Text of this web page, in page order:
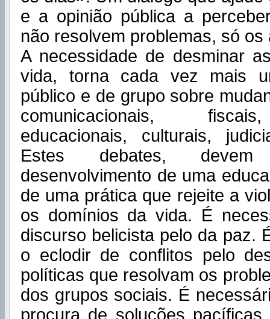
e a opinião pública a
não resolvem problemas, só os
A necessidade de desminar
vida, torna cada vez mais
público e de grupo sobre
comunicacionais,
educacionais, culturais,
Estes debates,
desenvolvimento de uma
de uma prática que rejeite a
os domínios da vida. É
discurso belicista pelo da paz.
o eclodir de conflitos pelo
políticas que resolvam os
dos grupos sociais. É
procura de soluções